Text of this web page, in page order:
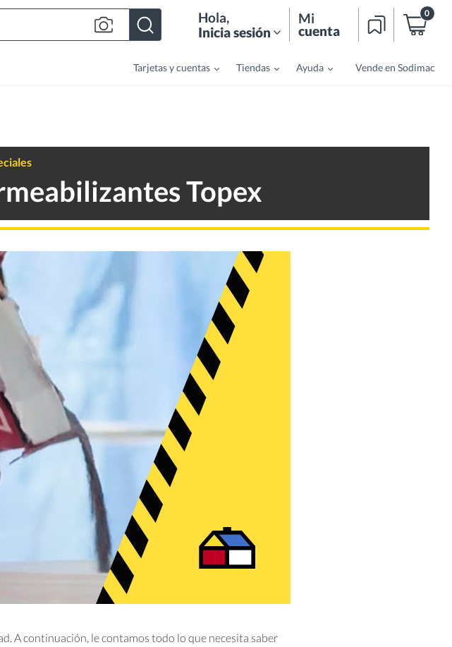
Hola,
Inicia sesión
Mi
cuenta
0
Tarjetas y cuentas Tiendas Ayuda Vende en Sodimac
Topex
A continuación, le contamos todo lo que necesita saber